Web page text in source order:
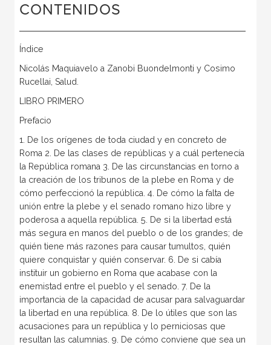
CONTENIDOS
Índice
Nicolás Maquiavelo a Zanobi Buondelmonti y Cosimo
Rucellai, Salud.
LIBRO PRIMERO
Prefacio
1. De los orígenes de toda ciudad y en concreto de
Roma 2. De las clases de repúblicas y a cuál pertenecía
la República romana 3. De las circunstancias en torno a
la creación de los tribunos de la plebe en Roma y de
cómo perfeccionó la república. 4. De cómo la falta de
unión entre la plebe y el senado romano hizo libre y
poderosa a aquella república. 5. De si la libertad está
más segura en manos del pueblo o de los grandes; de
quién tiene más razones para causar tumultos, quién
quiere conquistar y quién conservar. 6. De si cabía
instituir un gobierno en Roma que acabase con la
enemistad entre el pueblo y el senado. 7. De la
importancia de la capacidad de acusar para salvaguardar
la libertad en una república. 8. De lo útiles que son las
acusaciones para un república y lo perniciosas que
resultan las calumnias. 9. De cómo conviene que sea un